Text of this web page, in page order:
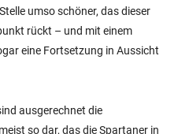
umso schöner, das dieser
rückt – und mit einem
eine Fortsetzung in Aussicht
ausgerechnet die
so dar, das die Spartaner in